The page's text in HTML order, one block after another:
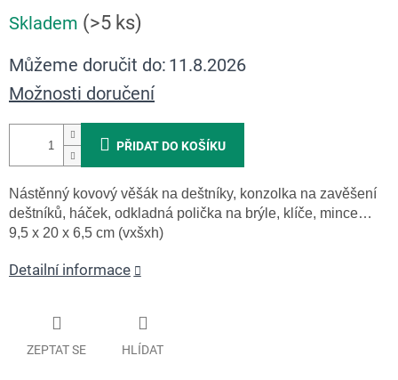
cena:
Skladem (>5 ks)
Můžeme doručit do: 11.8.2026
Možnosti doručení
PŘIDAT DO KOŠÍKU
Nástěnný kovový věšák na deštníky, konzolka na zavěšení
deštníků, háček, odkladná polička na brýle, klíče, mince…
9,5 x 20 x 6,5 cm (vxšxh)
Detailní informace
ZEPTAT SE HLÍDAT